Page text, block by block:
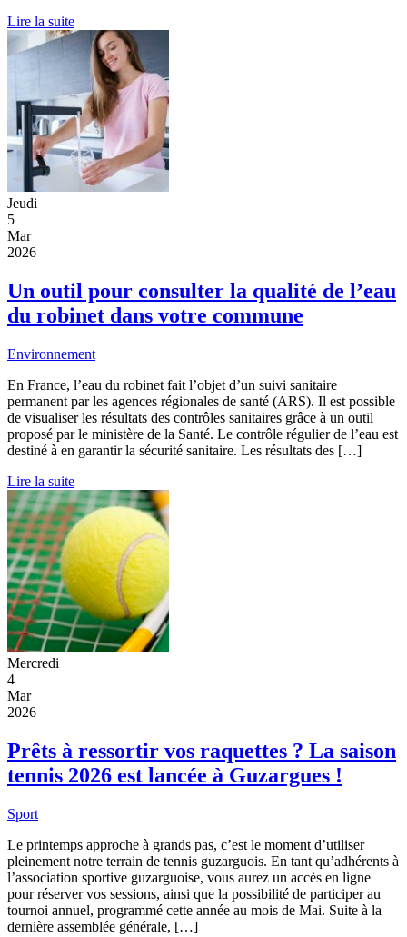
Lire la suite
Jeudi
5
Mar
2026
Un outil pour consulter la qualité de l’eau
du robinet dans votre commune
Environnement
En France, l’eau du robinet fait l’objet d’un suivi sanitaire
permanent par les agences régionales de santé (ARS). Il est possible
de visualiser les résultats des contrôles sanitaires grâce à un outil
proposé par le ministère de la Santé. Le contrôle régulier de l’eau est
destiné à en garantir la sécurité sanitaire. Les résultats des […]
Lire la suite
Mercredi
4
Mar
2026
Prêts à ressortir vos raquettes ? La saison
tennis 2026 est lancée à Guzargues !
Sport
Le printemps approche à grands pas, c’est le moment d’utiliser
pleinement notre terrain de tennis guzarguois. En tant qu’adhérents à
l’association sportive guzarguoise, vous aurez un accès en ligne
pour réserver vos sessions, ainsi que la possibilité de participer au
tournoi annuel, programmé cette année au mois de Mai. Suite à la
dernière assemblée générale, […]